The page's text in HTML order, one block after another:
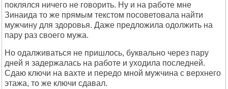
поклялся ничего не говорить. Ну и на работе мне
Зинаида то же прямым текстом посоветовала найти
мужчину для здоровья. Даже предложила одолжить на
пару раз своего мужа.
Но одалживаться не пришлось, буквально через пару
дней я задержалась на работе и уходила последней.
Сдаю ключи на вахте и передо мной мужчина с верхнего
этажа, то же ключи сдавал.